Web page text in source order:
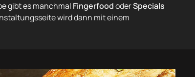
gibt es manchmal FingerfoododerSpecials
wird dann mit einem